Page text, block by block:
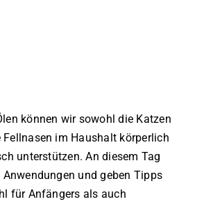
können wir sowohl die Katzen
im Haushalt körperlich
unterstützen. An diesem Tag
und geben Tipps
für Anfängers als auch